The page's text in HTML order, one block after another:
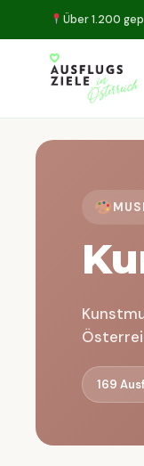
Über 1.200
169